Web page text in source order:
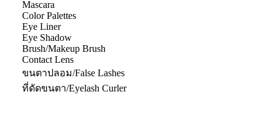
Mascara
Color Palettes
Eye Liner
Eye Shadow
Brush/Makeup Brush
Contact Lens
ขนตาปลอม/False Lashes
ที่ดัดขนตา/Eyelash Curler